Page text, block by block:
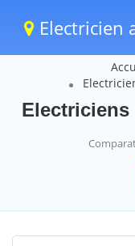
Electricien
Electriciens